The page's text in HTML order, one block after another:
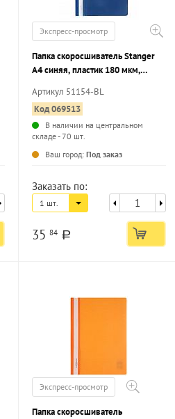
Экспресс-просмотр
Папка скоросшиватель Stanger
А4 синяя, пластик 180 мкм,
Артикул 51154-BL
Код 069513
В наличии на центральном
складе - 70 шт.
Ваш город: Под заказ
Заказать по:
1 шт.
35 84 a
Экспресс-просмотр
Папка скоросшиватель